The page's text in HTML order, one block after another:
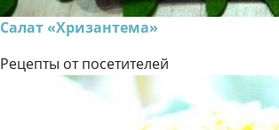
Салат «Хризантема»
Рецепты от посетителей